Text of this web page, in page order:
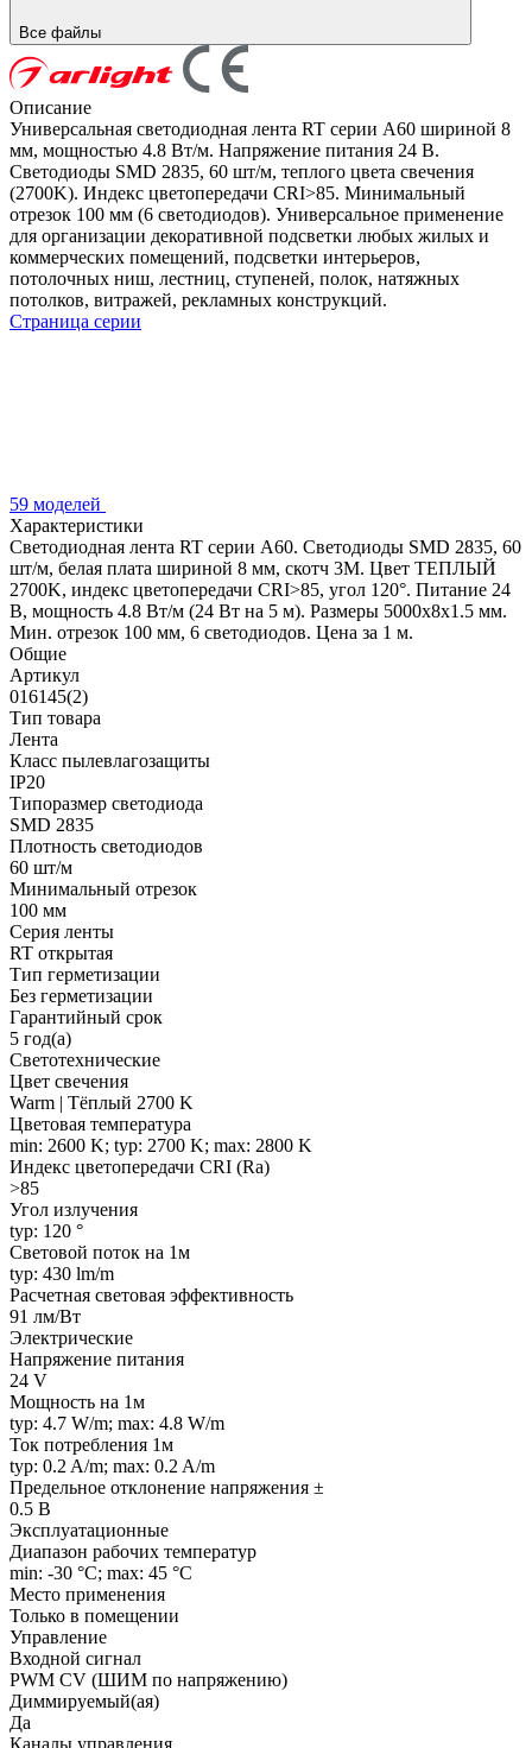
Все файлы
Описание
Универсальная светодиодная лента RT серии A60 шириной 8
мм, мощностью 4.8 Вт/м. Напряжение питания 24 В.
Светодиоды SMD 2835, 60 шт/м, теплого цвета свечения
(2700K). Индекс цветопередачи CRI>85. Минимальный
отрезок 100 мм (6 светодиодов). Универсальное применение
для организации декоративной подсветки любых жилых и
коммерческих помещений, подсветки интерьеров,
потолочных ниш, лестниц, ступеней, полок, натяжных
потолков, витражей, рекламных конструкций.
Страница серии
59 моделей
Характеристики
Светодиодная лента RT серии A60. Светодиоды SMD 2835, 60
шт/м, белая плата шириной 8 мм, скотч 3M. Цвет ТЕПЛЫЙ
2700K, индекс цветопередачи CRI>85, угол 120°. Питание 24
В, мощность 4.8 Вт/м (24 Вт на 5 м). Размеры 5000x8x1.5 мм.
Мин. отрезок 100 мм, 6 светодиодов. Цена за 1 м.
Общие
Артикул
016145(2)
Тип товара
Лента
Класс пылевлагозащиты
IP20
Типоразмер светодиода
SMD 2835
Плотность светодиодов
60 шт/м
Минимальный отрезок
100 мм
Серия ленты
RT открытая
Тип герметизации
Без герметизации
Гарантийный срок
5 год(а)
Светотехнические
Цвет свечения
Warm | Тёплый 2700 K
Цветовая температура
min: 2600 K; typ: 2700 K; max: 2800 K
Индекс цветопередачи CRI (Ra)
>85
Угол излучения
typ: 120 °
Световой поток на 1м
typ: 430 lm/m
Расчетная световая эффективность
91 лм/Вт
Электрические
Напряжение питания
24 V
Мощность на 1м
typ: 4.7 W/m; max: 4.8 W/m
Ток потребления 1м
typ: 0.2 A/m; max: 0.2 A/m
Предельное отклонение напряжения ±
0.5 В
Эксплуатационные
Диапазон рабочих температур
min: -30 °C; max: 45 °C
Место применения
Только в помещении
Управление
Входной сигнал
PWM СV (ШИМ по напряжению)
Диммируемый(ая)
Да
Каналы управления